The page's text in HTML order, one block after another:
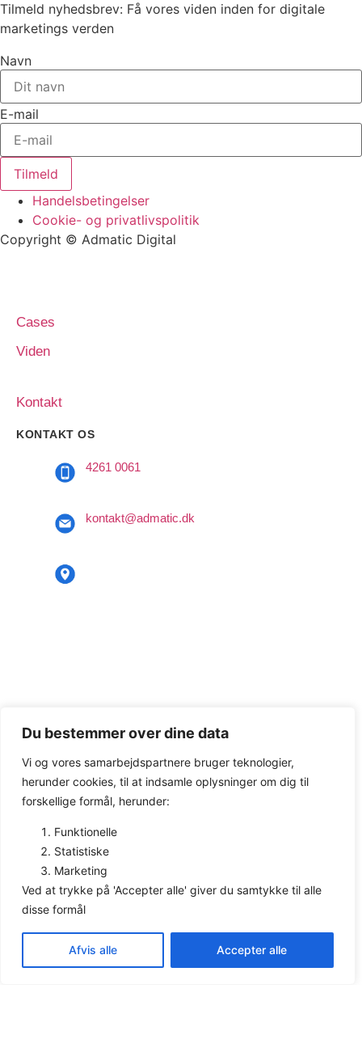
Du bestemmer over dine data
Vi og vores samarbejdspartnere bruger teknologier,
herunder cookies, til at indsamle oplysninger om dig til
forskellige formål, herunder:
Funktionelle
Statistiske
Marketing
Ved at trykke på 'Accepter alle' giver du samtykke til alle
disse formål
Afvis alle Accepter alle
Tilmeld nyhedsbrev: Få vores viden inden for digitale
marketings verden
Navn
E-mail
Tilmeld
Handelsbetingelser
Cookie- og privatlivspolitik
Copyright © Admatic Digital
Cases
Viden
Kontakt
KONTAKT OS
4261 0061
kontakt@admatic.dk